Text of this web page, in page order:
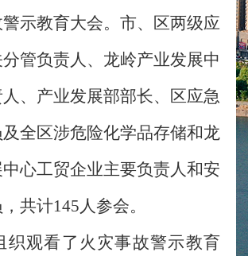
示教育大会。市、区两级应
管负责人、龙岭产业发展中
、产业发展部部长、区应急
全区涉危险化学品存储和龙
心工贸企业主要负责人和安
共计145人参会。
观看了火灾事故警示教育